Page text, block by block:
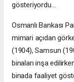
gösteriyordu…
Osmanlı Bankası
mimari açıdan
(1904), Samsun
binaları inşa
binada faaliyet